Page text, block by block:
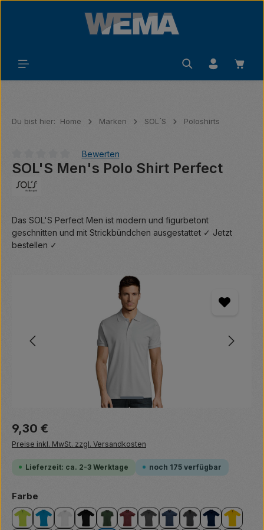
Zum Hauptinhalt springen
Du bist hier: Home Marken SOL´S Poloshirts
Durchschnittliche Bewertung von 0 von 5 Sternen
Bewerten
SOL'S Men's Polo Shirt Perfect
Das SOL'S Perfect Men ist modern und figurbetont
geschnitten und mit Strickbündchen ausgestattet ✓ Jetzt
bestellen ✓
Regulärer Preis:
9,30 €
Preise inkl. MwSt. zzgl. Versandkosten
Lieferzeit: ca. 2-3 Werktage noch 175 verfügbar
Farbe
apple green
aqua ash blackbottle green
burgundydark grey
denimcharcoal melange
french navy
gold